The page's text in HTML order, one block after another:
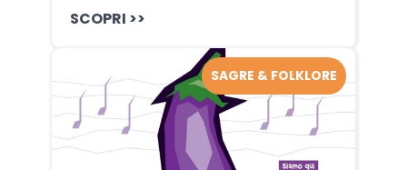
SCOPRI >>
SAGRE & FOLKLORE